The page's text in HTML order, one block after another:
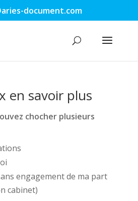
document.com
en savoir plus
chocher plusieurs
engagement de ma part
cabinet)